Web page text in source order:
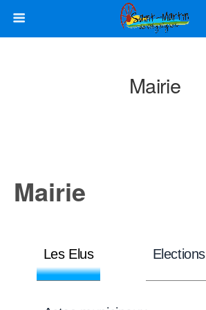
Mairie
Mairie
Les Elus Elections